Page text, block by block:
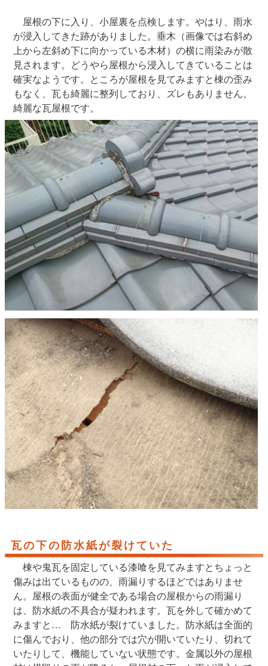
屋根の下に入り、小屋裏を点検します。やはり、雨水
が浸入してきた跡がありました。垂木（画像では右斜め
上から左斜め下に向かっている木材）の横に雨染みが散
見されます。どうやら屋根から浸入してきていることは
確実なようです。ところが屋根を見てみますと棟の歪み
もなく、瓦も綺麗に整列しており、ズレもありません。
綺麗な瓦屋根です。
瓦の下の防水紙が裂けていた
棟や鬼瓦を固定している漆喰を見てみますとちょっと
傷みは出ているものの、雨漏りするほどではありませ
ん。屋根の表面が健全である場合の屋根からの雨漏り
は、防水紙の不具合が疑われます。瓦を外して確かめて
みますと… 防水紙が裂けていました。防水紙は全面的
に傷んでおり、他の部分では穴が開いていたり、切れて
いたりして、機能していない状態です。金属以外の屋根